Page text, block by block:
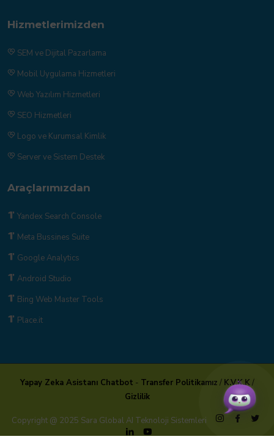
Hizmetlerimizden
SEM ve Dijital Pazarlama
Mobil Uygulama Hizmetleri
Web Yazılım Hizmetleri
SEO Hizmetleri
Logo ve Kurumsal Kimlik
Server ve Sistem Destek
Araçlarımızdan
Yandex Search Console
Meta Bussines Suite
Google Analytics
Android Studio
Bing Web Master Tools
Place.it
Yapay Zeka Asistanı Chatbot - Transfer Politikamız / K.V.K.K/
Gizlilik
Copyright @ 2025 Sara Global AI Teknoloji Sistemleri